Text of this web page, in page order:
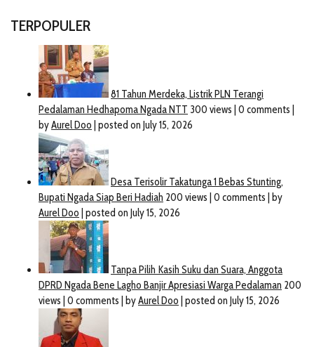
TERPOPULER